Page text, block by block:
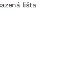
lišta